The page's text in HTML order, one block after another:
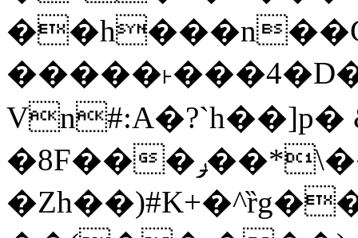
Vn#:A�?`h��]p�
�8F���ݛ��*\��U��S